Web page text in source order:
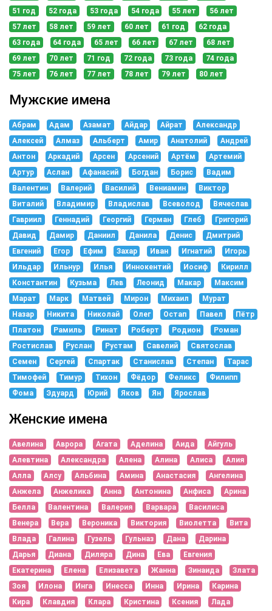
51 год
52 года 53 года 54 года 55 лет
56 лет
57 лет
58 лет 59 лет 60 лет 61 год
62 года
63 года
64 года 65 лет 66 лет 67 лет
68 лет
69 лет
70 лет 71 год 72 года 73 года
74 года
75 лет
76 лет 77 лет 78 лет 79 лет 80 лет
Мужские имена
Абрам Адам Азамат Айдар Айрат
Александр
Алексей
Алмаз Альберт Амир Анатолий
Андрей
Антон
Аркадий Арсен Арсений Артём
Артемий
Артур
Аслан Афанасий Богдан Борис
Вадим
Валентин
Валерий Василий Вениамин
Виктор
Виталий
Владимир Владислав Всеволод
Вячеслав
Гавриил
Геннадий Георгий Герман Глеб
Григорий
Давид
Дамир Даниил Данила Денис
Дмитрий
Евгений
Егор Ефим Захар Иван Игнатий
Игорь
Ильдар
Ильнур Илья Иннокентий Иосиф
Кирилл
Константин
Кузьма Лев Леонид Макар
Максим
Марат
Марк Матвей Мирон Михаил
Мурат
Назар
Никита Николай Олег Остап Павел
Пётр
Платон
Рамиль Ринат Роберт Родион
Роман
Ростислав
Руслан Рустам Савелий
Святослав
Семен
Сергей Спартак Станислав Степан
Тарас
Тимофей
Тимур Тихон Фёдор Феликс
Филипп
Фома
Эдуард Юрий Яков Ян Ярослав
Женские имена
Авелина Аврора Агата Аделина Аида
Айгуль
Алевтина
Александра Алена Алина Алиса
Алия
Алла
Алсу Альбина Амина Анастасия
Ангелина
Анжела
Анжелика Анна Антонина Анфиса
Арина
Белла
Валентина Валерия Варвара
Василиса
Венера
Вера Вероника Виктория Виолетта
Вита
Влада
Галина Гузель Гульназ Дана
Дарина
Дарья
Диана Диляра Дина Ева
Евгения
Екатерина
Елена Елизавета Жанна Зинаида
Злата
Зоя
Илона Инга Инесса Инна Ирина
Карина
Кира
Клавдия Клара Кристина Ксения Лада